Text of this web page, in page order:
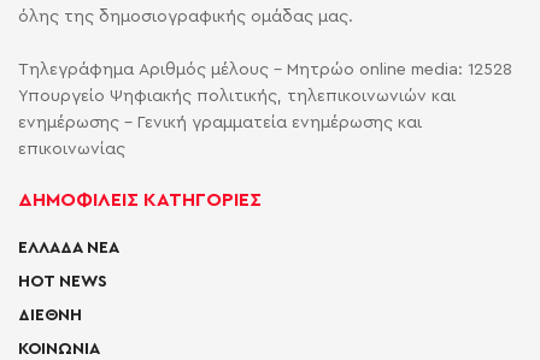
όλης της δημοσιογραφικής ομάδας μας.
Τηλεγράφημα Αριθμός μέλους - Μητρώο online media: 12528
Υπουργείο Ψηφιακής πολιτικής, τηλεπικοινωνιών και
ενημέρωσης - Γενική γραμματεία ενημέρωσης και
επικοινωνίας
ΔΗΜΟΦΙΛΕΙΣ ΚΑΤΗΓΟΡΙΕΣ
ΕΛΛΑΔΑ ΝΕΑ
HOT NEWS
ΔΙΕΘΝΗ
ΚΟΙΝΩΝΙΑ